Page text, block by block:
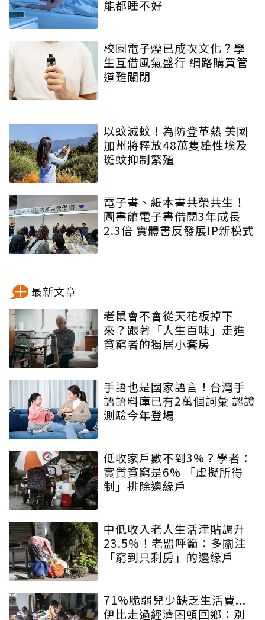
能都睡不好
校園電子煙已成次文化？學
生互借風氣盛行 網路購買管
道難關閉
以蚊滅蚊！為防登革熱 美國
加州將釋放48萬隻雄性埃及
斑蚊抑制繁殖
電子書、紙本書共榮共生！
圖書館電子書借閱3年成長
2.3倍 實體書反發展IP新模式
最新文章
老鼠會不會從天花板掉下
來？跟著「人生百味」走進
貧窮者的獨居小套房
手語也是國家語言！台灣手
語語料庫已有2萬個詞彙 認證
測驗今年登場
低收家戶數不到3%？學者：
實質貧窮是6% 「虛擬所得
制」排除邊緣戶
中低收入老人生活津貼調升
23.5%！老盟呼籲：多關注
「窮到只剩房」的邊緣戶
71%脆弱兒少缺乏生活費...
伊比走過經濟困頓回鄉：別